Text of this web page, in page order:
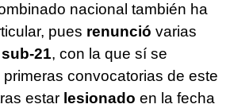
nacional también ha
pues renunció varias
sub-21, con la que sí se
convocatorias de este
estar lesionado en la fecha